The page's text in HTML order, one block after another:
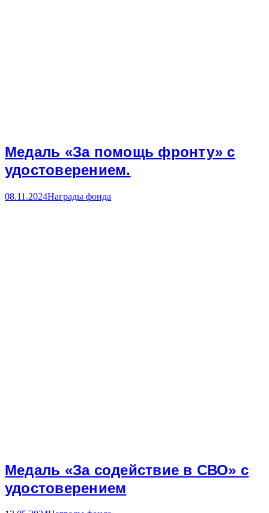
Медаль «За помощь фронту» с
удостоверением.
08.11.2024Награды фонда
Медаль «За содействие в СВО» с
удостоверением